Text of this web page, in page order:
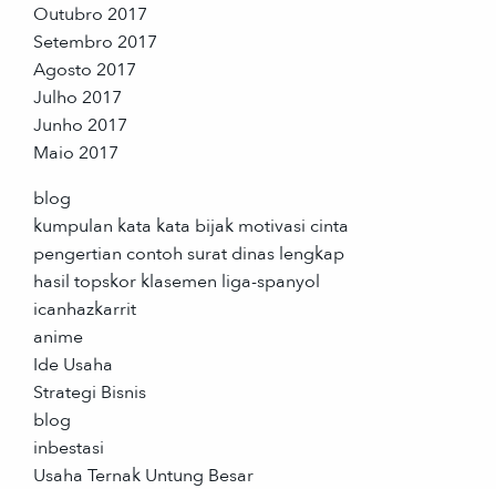
Outubro 2017
Setembro 2017
Agosto 2017
Julho 2017
Junho 2017
Maio 2017
blog
kumpulan kata kata bijak motivasi cinta
pengertian contoh surat dinas lengkap
hasil topskor klasemen liga-spanyol
icanhazkarrit
anime
Ide Usaha
Strategi Bisnis
blog
inbestasi
Usaha Ternak Untung Besar